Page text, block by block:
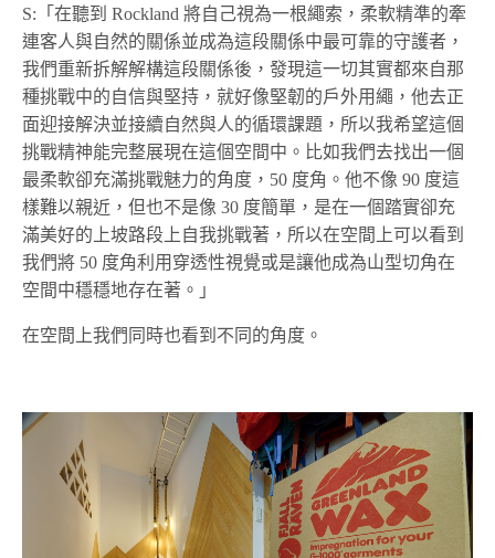
S:「在聽到 Rockland 將自己視為一根繩索，柔軟精準的牽
連客人與自然的關係並成為這段關係中最可靠的守護者，
我們重新拆解解構這段關係後，發現這一切其實都來自那
種挑戰中的自信與堅持，就好像堅韌的戶外用繩，他去正
面迎接解決並接續自然與人的循環課題，所以我希望這個
挑戰精神能完整展現在這個空間中。比如我們去找出一個
最柔軟卻充滿挑戰魅力的角度，50 度角。他不像 90 度這
樣難以親近，但也不是像 30 度簡單，是在一個踏實卻充
滿美好的上坡路段上自我挑戰著，所以在空間上可以看到
我們將 50 度角利用穿透性視覺或是讓他成為山型切角在
空間中穩穩地存在著。」
在空間上我們同時也看到不同的角度。